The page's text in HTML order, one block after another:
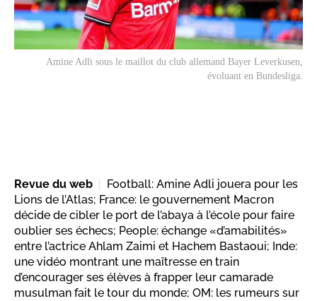
Amine Adli sous le maillot du club allemand Bayer Leverkusen,
évoluant en Bundesliga.
Revue du web
Football: Amine Adli jouera pour les
Lions de l’Atlas; France: le gouvernement Macron
décide de cibler le port de l’abaya à l’école pour faire
oublier ses échecs; People: échange «d’amabilités»
entre l’actrice Ahlam Zaimi et Hachem Bastaoui; Inde:
une vidéo montrant une maîtresse en train
d’encourager ses élèves à frapper leur camarade
musulman fait le tour du monde; OM: les rumeurs sur